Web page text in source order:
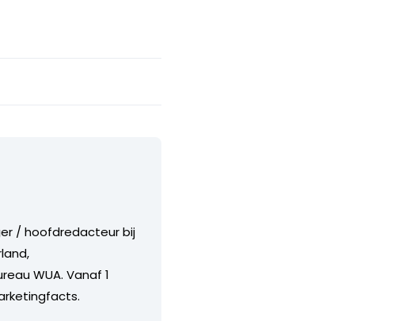
/ hoofdredacteur bij
WUA. Vanaf 1